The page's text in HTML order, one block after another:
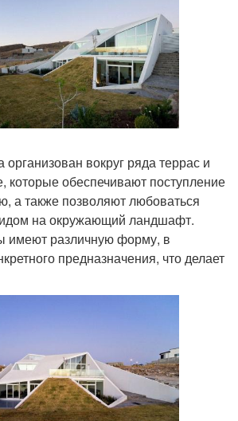
вокруг ряда террас и
которые обеспечивают поступление
а также позволяют любоваться
на окружающий ландшафт.
имеют различную форму, в
предназначения, что делает